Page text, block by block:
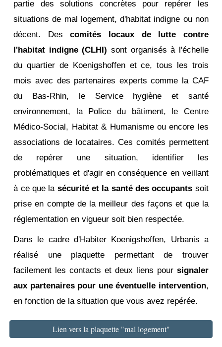
partie des solutions concrètes pour repérer les
situations de mal logement, d'habitat indigne ou non
décent. Descomités locaux de lutte contre
l'habitat indigne (CLHI) sont organisés à l'échelle
du quartier de Koenigshoffen et ce, tous les trois
mois avec des partenaires experts comme la CAF
du Bas-Rhin, le Service hygiène et santé
environnement, la Police du bâtiment, le Centre
Médico-Social, Habitat & Humanisme ou encore les
associations de locataires. Ces comités permettent
de repérer une situation, identifier les
problématiques et d'agir en conséquence en veillant
à ce que la sécurité et la santé des occupants soit
prise en compte de la meilleur des façons et que la
réglementation en vigueur soit bien respectée.
Dans le cadre d'Habiter Koenigshoffen, Urbanis a
réalisé une plaquette permettant de trouver
facilement les contacts et deux liens pour signaler
aux partenaires pour une éventuelle intervention,
en fonction de la situation que vous avez repérée.
Lien vers la plaquette "mal logement"